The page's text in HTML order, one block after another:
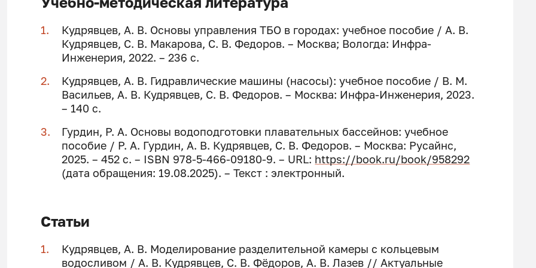
Кудрявцев, А. В. Основы управления ТБО в городах: учебное пособие / А. В.
Кудрявцев, С. В. Макарова, С. В. Федоров. – Москва; Вологда: Инфра-
Инженерия, 2022. – 236 с.
Кудрявцев, А. В. Гидравлические машины (насосы): учебное пособие / В. М.
Васильев, А. В. Кудрявцев, С. В. Федоров. – Москва: Инфра-Инженерия, 2023.
– 140 с.
Гурдин, Р. А. Основы водоподготовки плавательных бассейнов: учебное
пособие / Р. А. Гурдин, А. В. Кудрявцев, С. В. Федоров. – Москва: Русайнс,
2025. – 452 с. – ISBN 978-5-466-09180-9. – URL: https://book.ru/book/958292
(дата обращения: 19.08.2025). – Текст : электронный.
Статьи
Кудрявцев, А. В. Моделирование разделительной камеры с кольцевым
водосливом / А. В. Кудрявцев, С. В. Фёдоров, А. В. Лазев // Актуальные